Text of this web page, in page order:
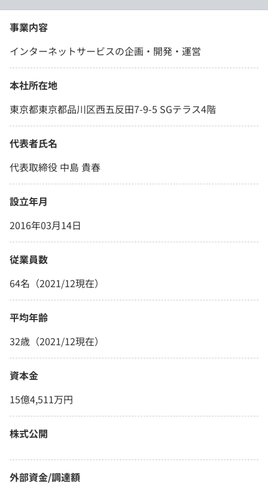
事業内容
インターネットサービスの企画・開発・運営
本社所在地
東京都東京都品川区西五反田7-9-5 SGテラス4階
代表者氏名
代表取締役 中島 貴春
設立年月
2016年03月14日
従業員数
64名（2021/12現在）
平均年齢
32歳（2021/12現在）
資本金
15億4,511万円
株式公開
外部資金/調達額